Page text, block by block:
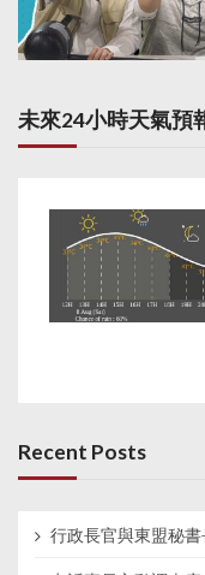
未來24小時天氣預
Recent Posts
行政長官與東盟秘